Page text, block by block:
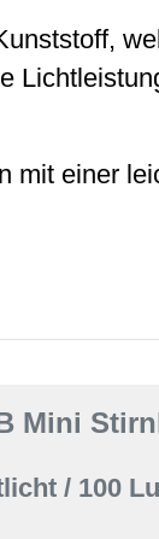
mit einer
Mini
/ 100